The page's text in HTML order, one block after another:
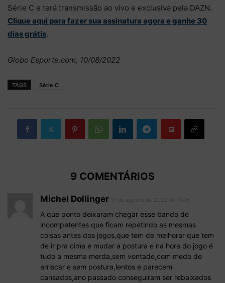
Série C e terá transmissão ao vivo e exclusiva pela DAZN.
Clique aqui para fazer sua assinatura agora e ganhe 30
dias grátis.
Globo Esporte.com, 10/08/2022
TAGS Série C
9 COMENTÁRIOS
Michel Dollinger
A que ponto deixaram chegar esse bando de
incompetentes que ficam repetindo as mesmas
coisas antes dos jogos,que tem de melhorar que tem
de ir pra cima e mudar a postura e na hora do jogo é
tudo a mesma merda,sem vontade,com medo de
arriscar e sem postura,lentos e parecem
cansados,ano passado conseguiram ser rebaixados